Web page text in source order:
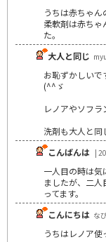
うちは赤ちゃ
柔軟剤は赤ちゃ
た。
大人と同じ
お恥ずかしいで
(^^ゞ
レノアやソフラ
洗剤も大人と
こんばんは |
一人目の時は気
ましたが、二
ってます。
こんにちは な
うちはレノア使